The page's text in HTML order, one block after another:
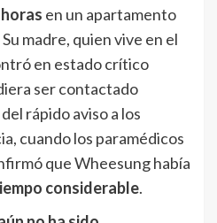
en un apartamento
Su madre, quien vive en el
en estado crítico
ser contactado
rápido aviso a los
cuando los paramédicos
que Wheesung había
considerable.